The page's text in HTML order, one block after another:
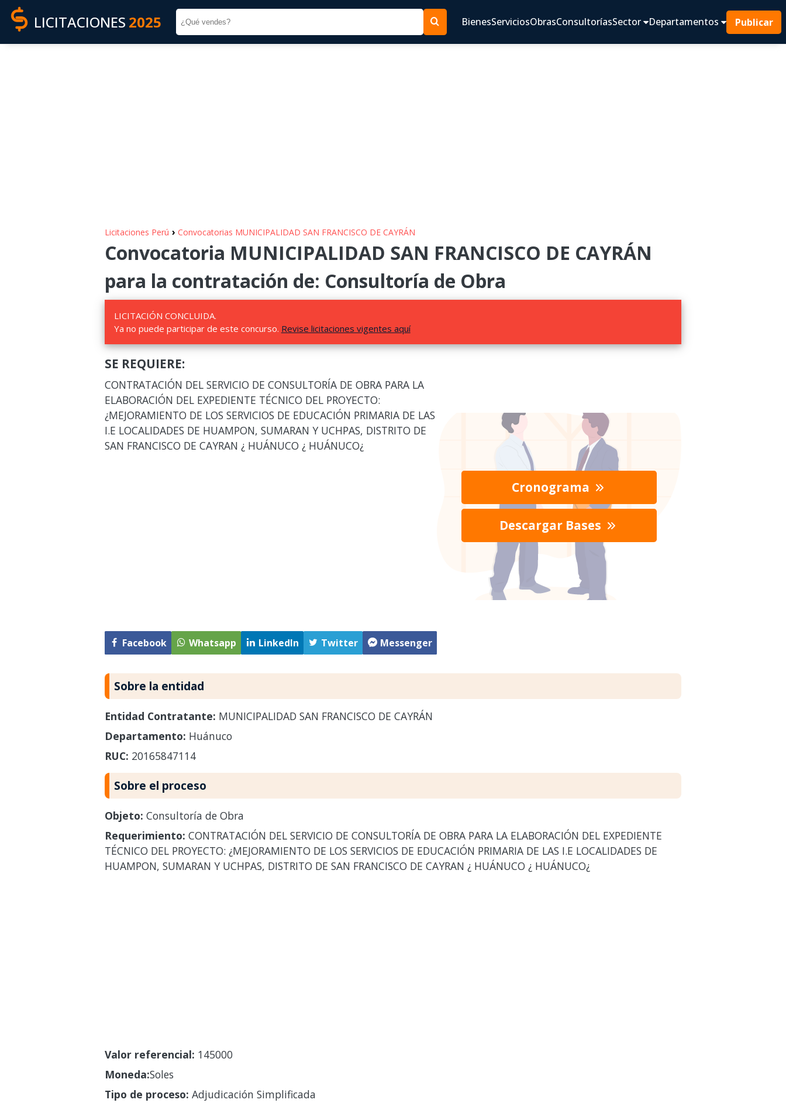
LICITACIONES 2025 BienesServiciosObrasConsultoríasSector Departamentos Publicar
Licitaciones Perú › Convocatorias MUNICIPALIDAD SAN FRANCISCO DE CAYRÁN
Convocatoria MUNICIPALIDAD SAN FRANCISCO DE CAYRÁN
para la contratación de: Consultoría de Obra
LICITACIÓN CONCLUIDA.
Ya no puede participar de este concurso. Revise licitaciones vigentes aquí
SE REQUIERE:
CONTRATACIÓN DEL SERVICIO DE CONSULTORÍA DE OBRA PARA LA
ELABORACIÓN DEL EXPEDIENTE TÉCNICO DEL PROYECTO:
¿MEJORAMIENTO DE LOS SERVICIOS DE EDUCACIÓN PRIMARIA DE LAS
I.E LOCALIDADES DE HUAMPON, SUMARAN Y UCHPAS, DISTRITO DE
SAN FRANCISCO DE CAYRAN ¿ HUÁNUCO ¿ HUÁNUCO¿
Facebook Whatsapp LinkedIn Twitter Messenger
Cronograma
Descargar Bases
Sobre la entidad
Entidad Contratante: MUNICIPALIDAD SAN FRANCISCO DE CAYRÁN
Departamento: Huánuco
RUC: 20165847114
Sobre el proceso
Objeto: Consultoría de Obra
Requerimiento: CONTRATACIÓN DEL SERVICIO DE CONSULTORÍA DE OBRA PARA LA ELABORACIÓN DEL EXPEDIENTE
TÉCNICO DEL PROYECTO: ¿MEJORAMIENTO DE LOS SERVICIOS DE EDUCACIÓN PRIMARIA DE LAS I.E LOCALIDADES DE
HUAMPON, SUMARAN Y UCHPAS, DISTRITO DE SAN FRANCISCO DE CAYRAN ¿ HUÁNUCO ¿ HUÁNUCO¿
Valor referencial: 145000
Moneda:Soles
Tipo de proceso: Adjudicación Simplificada